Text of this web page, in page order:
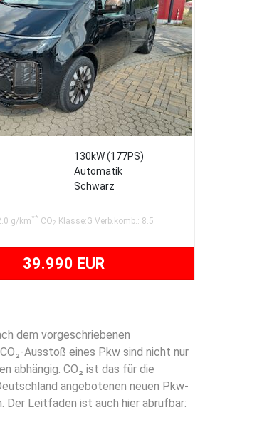
130kW (177PS)
Automatik
Schwarz
g/km ** CO2 Klasse:G Verb.komb.: 8.5
39.990 EUR
dem vorgeschriebenen
Ausstoß eines Pkw sind nicht nur
abhängig. CO₂ ist das für die
angebotenen neuen Pkw-
Leitfaden ist auch hier abrufbar: